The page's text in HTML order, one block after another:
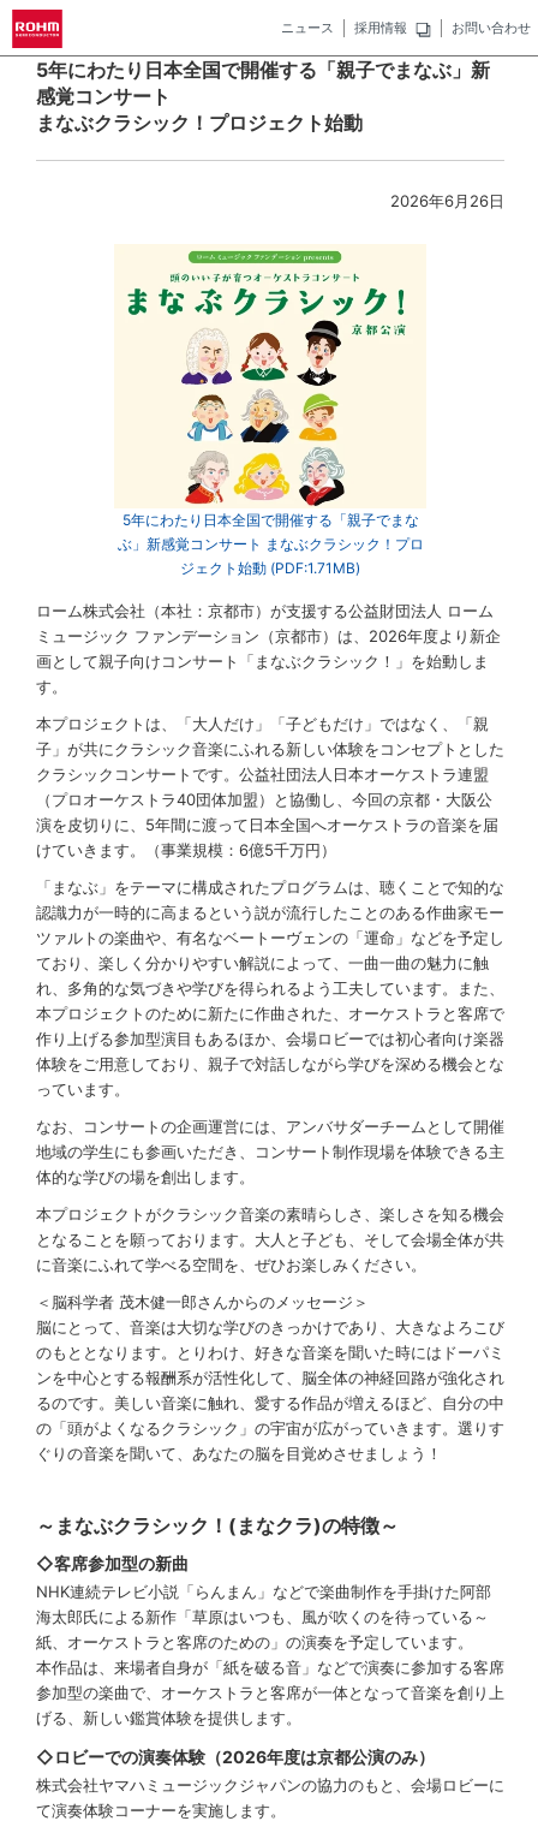
ニュース 採用情報 お問い合わせ
5年にわたり日本全国で開催する「親子でまなぶ」新
感覚コンサート
まなぶクラシック！プロジェクト始動
2026年6月26日
5年にわたり日本全国で開催する「親子でまな
ぶ」新感覚コンサート まなぶクラシック！プロ
ジェクト始動 (PDF:1.71MB)
ローム株式会社（本社：京都市）が支援する公益財団法人 ローム
ミュージック ファンデーション（京都市）は、2026年度より新企
画として親子向けコンサート「まなぶクラシック！」を始動しま
す。
本プロジェクトは、「大人だけ」「子どもだけ」ではなく、「親
子」が共にクラシック音楽にふれる新しい体験をコンセプトとした
クラシックコンサートです。公益社団法人日本オーケストラ連盟
（プロオーケストラ40団体加盟）と協働し、今回の京都・大阪公
演を皮切りに、5年間に渡って日本全国へオーケストラの音楽を届
けていきます。（事業規模：6億5千万円）
「まなぶ」をテーマに構成されたプログラムは、聴くことで知的な
認識力が一時的に高まるという説が流行したことのある作曲家モー
ツァルトの楽曲や、有名なベートーヴェンの「運命」などを予定し
ており、楽しく分かりやすい解説によって、一曲一曲の魅力に触
れ、多角的な気づきや学びを得られるよう工夫しています。また、
本プロジェクトのために新たに作曲された、オーケストラと客席で
作り上げる参加型演目もあるほか、会場ロビーでは初心者向け楽器
体験をご用意しており、親子で対話しながら学びを深める機会とな
っています。
なお、コンサートの企画運営には、アンバサダーチームとして開催
地域の学生にも参画いただき、コンサート制作現場を体験できる主
体的な学びの場を創出します。
本プロジェクトがクラシック音楽の素晴らしさ、楽しさを知る機会
となることを願っております。大人と子ども、そして会場全体が共
に音楽にふれて学べる空間を、ぜひお楽しみください。
＜脳科学者 茂木健一郎さんからのメッセージ＞
脳にとって、音楽は大切な学びのきっかけであり、大きなよろこび
のもととなります。とりわけ、好きな音楽を聞いた時にはドーパミ
ンを中心とする報酬系が活性化して、脳全体の神経回路が強化され
るのです。美しい音楽に触れ、愛する作品が増えるほど、自分の中
の「頭がよくなるクラシック」の宇宙が広がっていきます。選りす
ぐりの音楽を聞いて、あなたの脳を目覚めさせましょう！
～まなぶクラシック！(まなクラ)の特徴～
◇客席参加型の新曲
NHK連続テレビ小説「らんまん」などで楽曲制作を手掛けた阿部
海太郎氏による新作「草原はいつも、風が吹くのを待っている～
紙、オーケストラと客席のための」の演奏を予定しています。
本作品は、来場者自身が「紙を破る音」などで演奏に参加する客席
参加型の楽曲で、オーケストラと客席が一体となって音楽を創り上
げる、新しい鑑賞体験を提供します。
◇ロビーでの演奏体験（2026年度は京都公演のみ）
株式会社ヤマハミュージックジャパンの協力のもと、会場ロビーに
て演奏体験コーナーを実施します。